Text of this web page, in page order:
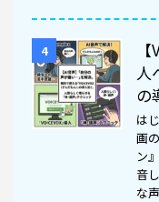
4
人
の
は
画
ン
音
な